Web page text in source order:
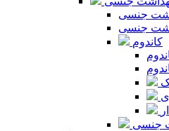
جنسی
جنسی
کاندوم
جنسی